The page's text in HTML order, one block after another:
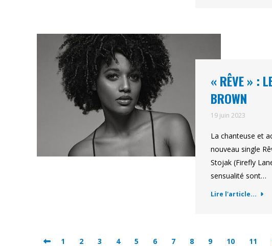
« RÊVE » :
BROWN
19 juin 2023
La chanteuse et
nouveau single
Stojak (Firefly
sensualité sont…
Lire l'article...
1 2 3 4 5 6 7 8 9 10 11